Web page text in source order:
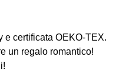
e certificata OEKO-TEX.
un regalo romantico!